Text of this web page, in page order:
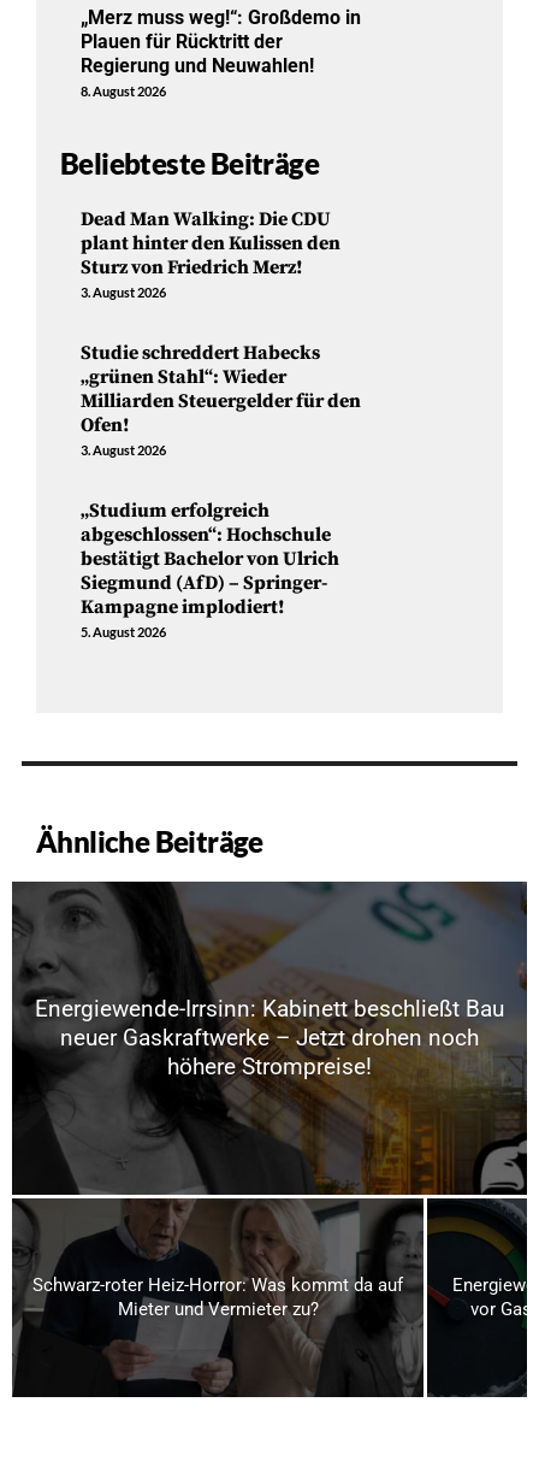
„Merz muss weg!“: Großdemo in
Plauen für Rücktritt der
Regierung und Neuwahlen!
8. August 2026
Beliebteste Beiträge
Dead Man Walking: Die CDU
plant hinter den Kulissen den
Sturz von Friedrich Merz!
3. August 2026
Studie schreddert Habecks
„grünen Stahl“: Wieder
Milliarden Steuergelder für den
Ofen!
3. August 2026
„Studium erfolgreich
abgeschlossen“: Hochschule
bestätigt Bachelor von Ulrich
Siegmund (AfD) – Springer-
Kampagne implodiert!
5. August 2026
Ähnliche Beiträge
Energiewende-Irrsinn: Kabinett beschließt Bau
neuer Gaskraftwerke – Jetzt drohen noch
höhere Strompreise!
Schwarz-roter Heiz-Horror: Was kommt da auf
Mieter und Vermieter zu?
vor